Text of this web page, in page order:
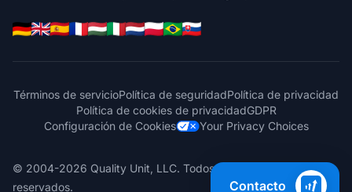
Términos de servicioPolítica de seguridadPolítica de privacidad
Política de cookies de privacidadGDPR
Configuración de Cookies
Your Privacy Choices
© 2004-2026 Quality Unit, LLC. Todos los derechos
reservados.
Contacto